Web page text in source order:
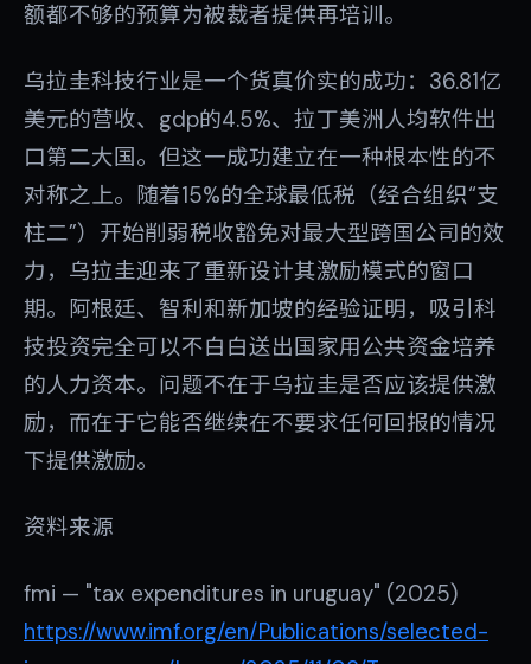
额都不够的预算为被裁者提供再培训。
乌拉圭科技行业是一个货真价实的成功：36.81亿
美元的营收、gdp的4.5%、拉丁美洲人均软件出
口第二大国。但这一成功建立在一种根本性的不
对称之上。随着15%的全球最低税（经合组织“支
柱二”）开始削弱税收豁免对最大型跨国公司的效
力，乌拉圭迎来了重新设计其激励模式的窗口
期。阿根廷、智利和新加坡的经验证明，吸引科
技投资完全可以不白白送出国家用公共资金培养
的人力资本。问题不在于乌拉圭是否应该提供激
励，而在于它能否继续在不要求任何回报的情况
下提供激励。
资料来源
fmi — "tax expenditures in uruguay" (2025)
https://www.imf.org/en/Publications/selected-